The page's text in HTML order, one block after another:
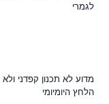
לגמרי
מדוע לא תכנון קפדני
הלחץ היומיומי